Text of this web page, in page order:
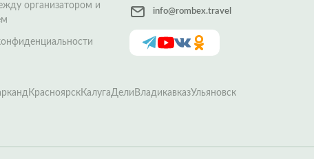
организатором и
info@rombex.travel
КрасноярскКалугаДели ВладикавказУльяновск